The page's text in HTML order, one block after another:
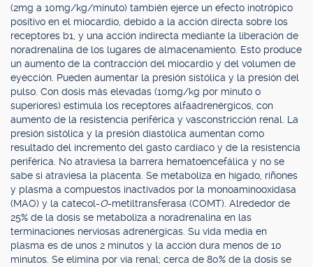
(2mg a 10mg/kg/minuto) también ejerce un efecto inotrópico
positivo en el miocardio, debido a la acción directa sobre los
receptores b1, y una acción indirecta mediante la liberación de
noradrenalina de los lugares de almacenamiento. Esto produce
un aumento de la contracción del miocardio y del volumen de
eyección. Pueden aumentar la presión sistólica y la presión del
pulso. Con dosis más elevadas (10mg/kg por minuto o
superiores) estimula los receptores alfaadrenérgicos, con
aumento de la resistencia periférica y vasconstricción renal. La
presión sistólica y la presión diastólica aumentan como
resultado del incremento del gasto cardíaco y de la resistencia
periférica. No atraviesa la barrera hematoencefálica y no se
sabe si atraviesa la placenta. Se metaboliza en hígado, riñones
y plasma a compuestos inactivados por la monoaminooxidasa
(MAO) y la catecol-O-metiltransferasa (COMT). Alrededor de
25% de la dosis se metaboliza a noradrenalina en las
terminaciones nerviosas adrenérgicas. Su vida media en
plasma es de unos 2 minutos y la acción dura menos de 10
minutos. Se elimina por vía renal; cerca de 80% de la dosis se